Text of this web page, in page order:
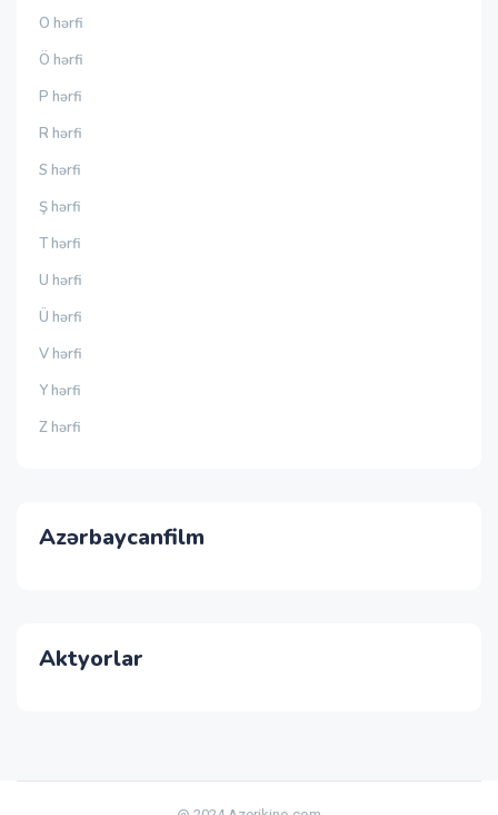
O hərfi
Ö hərfi
P hərfi
R hərfi
S hərfi
Ş hərfi
T hərfi
U hərfi
Ü hərfi
V hərfi
Y hərfi
Z hərfi
Azərbaycanfilm
Aktyorlar